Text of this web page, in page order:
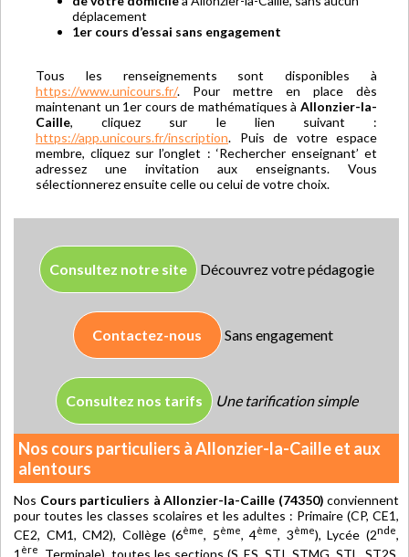
déplacement
1er cours d’essai sans engagement
Tous les renseignements sont disponibles à
https://www.unicours.fr/. Pour mettre en place dès
maintenant un 1er cours de mathématiques à Allonzier-la-
Caille, cliquez sur le lien suivant :
https://app.unicours.fr/inscription. Puis de votre espace
membre, cliquez sur l’onglet : ‘Rechercher enseignant’ et
adressez une invitation aux enseignants. Vous
sélectionnerez ensuite celle ou celui de votre choix.
Consultez notre site Découvrez votre pédagogie
Contactez-nous Sans engagement
Consultez nos tarifs Une tarification simple
Nos cours particuliers à Allonzier-la-Caille et aux
alentours
Nos Cours particuliers à Allonzier-la-Caille (74350) conviennent
pour toutes les classes scolaires et les adultes : Primaire (CP, CE1,
CE2, CM1, CM2), Collège (6ème, 5ème, 4ème, 3ème), Lycée (2nde,
1 ère , Terminale), toutes les sections (S, ES, STI, STMG, STL, ST2S,